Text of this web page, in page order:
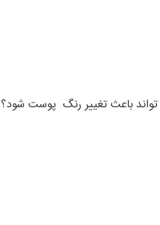
باعث تغییر رنگ ‍ پوست شود؟